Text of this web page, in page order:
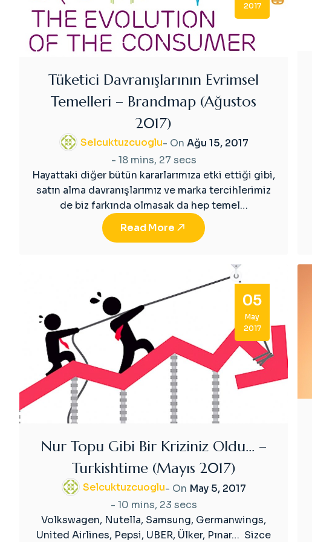
2017
Tüketici Davranışlarının Evrimsel
Temelleri – Brandmap (Ağustos
2017)
Selcuktuzcuoglu- On Ağu 15, 2017
- 18 mins, 27 secs
Hayattaki diğer bütün kararlarımıza etki ettiği gibi,
satın alma davranışlarımız ve marka tercihlerimiz
de biz farkında olmasak da hep temel…
Read More
05
May
2017
Nur Topu Gibi Bir Kriziniz Oldu… –
Turkishtime (Mayıs 2017)
Selcuktuzcuoglu- On May 5, 2017
- 10 mins, 23 secs
Volkswagen, Nutella, Samsung, Germanwings,
United Airlines, Pepsi, UBER, Ülker, Pınar… Sizce